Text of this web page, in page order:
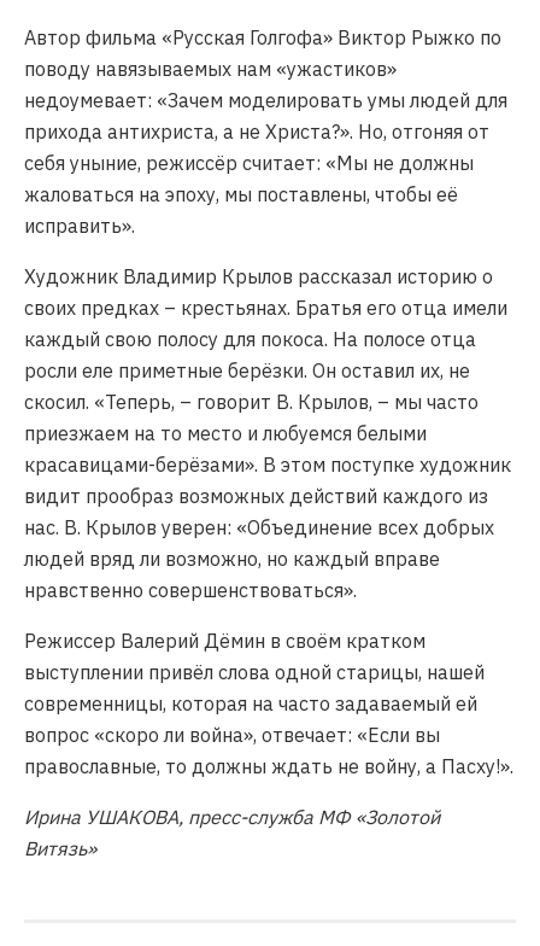
Автор фильма «Русская Голгофа» Виктор Рыжко по
поводу навязываемых нам «ужастиков»
недоумевает: «Зачем моделировать умы людей для
прихода антихриста, а не Христа?». Но, отгоняя от
себя уныние, режиссёр считает: «Мы не должны
жаловаться на эпоху, мы поставлены, чтобы её
исправить».
Художник Владимир Крылов рассказал историю о
своих предках – крестьянах. Братья его отца имели
каждый свою полосу для покоса. На полосе отца
росли еле приметные берёзки. Он оставил их, не
скосил. «Теперь, – говорит В. Крылов, – мы часто
приезжаем на то место и любуемся белыми
красавицами-берёзами». В этом поступке художник
видит прообраз возможных действий каждого из
нас. В. Крылов уверен: «Объединение всех добрых
людей вряд ли возможно, но каждый вправе
нравственно совершенствоваться».
Режиссер Валерий Дёмин в своём кратком
выступлении привёл слова одной старицы, нашей
современницы, которая на часто задаваемый ей
вопрос «скоро ли война», отвечает: «Если вы
православные, то должны ждать не войну, а Пасху!».
Ирина УШАКОВА, пресс-служба МФ «Золотой
Витязь»